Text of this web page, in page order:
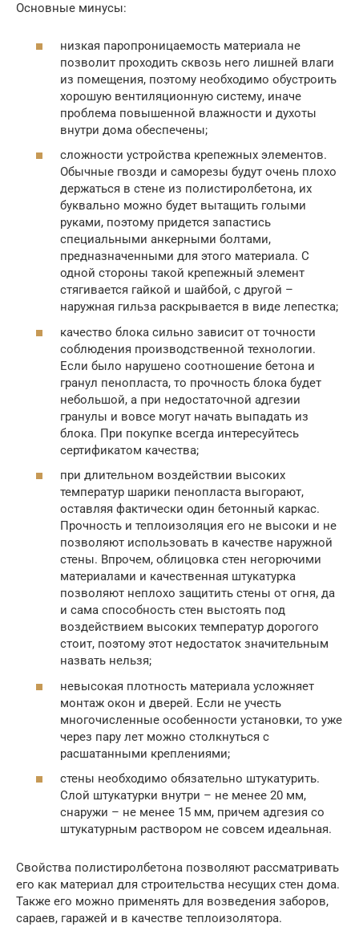
Основные минусы:
низкая паропроницаемость материала не
позволит проходить сквозь него лишней влаги
из помещения, поэтому необходимо обустроить
хорошую вентиляционную систему, иначе
проблема повышенной влажности и духоты
внутри дома обеспечены;
сложности устройства крепежных элементов.
Обычные гвозди и саморезы будут очень плохо
держаться в стене из полистиролбетона, их
буквально можно будет вытащить голыми
руками, поэтому придется запастись
специальными анкерными болтами,
предназначенными для этого материала. С
одной стороны такой крепежный элемент
стягивается гайкой и шайбой, с другой –
наружная гильза раскрывается в виде лепестка;
качество блока сильно зависит от точности
соблюдения производственной технологии.
Если было нарушено соотношение бетона и
гранул пенопласта, то прочность блока будет
небольшой, а при недостаточной адгезии
гранулы и вовсе могут начать выпадать из
блока. При покупке всегда интересуйтесь
сертификатом качества;
при длительном воздействии высоких
температур шарики пенопласта выгорают,
оставляя фактически один бетонный каркас.
Прочность и теплоизоляция его не высоки и не
позволяют использовать в качестве наружной
стены. Впрочем, облицовка стен негорючими
материалами и качественная штукатурка
позволяют неплохо защитить стены от огня, да
и сама способность стен выстоять под
воздействием высоких температур дорогого
стоит, поэтому этот недостаток значительным
назвать нельзя;
невысокая плотность материала усложняет
монтаж окон и дверей. Если не учесть
многочисленные особенности установки, то уже
через пару лет можно столкнуться с
расшатанными креплениями;
стены необходимо обязательно штукатурить.
Слой штукатурки внутри – не менее 20 мм,
снаружи – не менее 15 мм, причем адгезия со
штукатурным раствором не совсем идеальная.
Свойства полистиролбетона позволяют рассматривать
его как материал для строительства несущих стен дома.
Также его можно применять для возведения заборов,
сараев, гаражей и в качестве теплоизолятора.